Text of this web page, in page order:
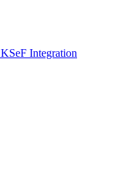
KSeF Integration